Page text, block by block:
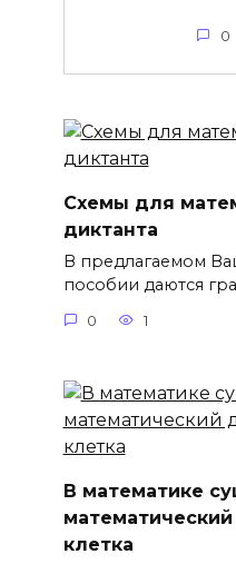
0
Схемы для
диктанта
В предлагаемом
пособии даются
0 1
В математике
клетка